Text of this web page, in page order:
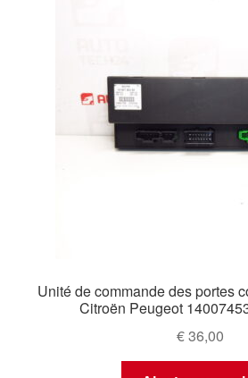
Unité de commande des portes
Citroën Peugeot
€36,00